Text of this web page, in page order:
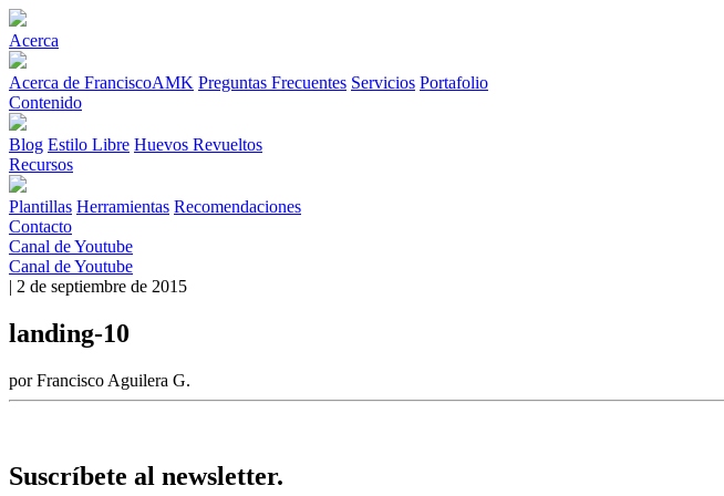
Acerca
Acerca de FranciscoAMK Preguntas Frecuentes Servicios Portafolio
Contenido
Blog Estilo Libre Huevos Revueltos
Recursos
Plantillas Herramientas Recomendaciones
Contacto
Canal de Youtube
Canal de Youtube
| 2 de septiembre de 2015
landing-10
por Francisco Aguilera G.
Suscríbete al newsletter.